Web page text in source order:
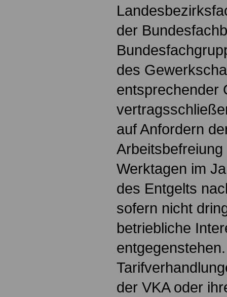
der
des
entsprechender
auf Anfordern
Werktagen im
des Entgelts
sofern nicht
betriebliche
der VKA oder